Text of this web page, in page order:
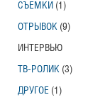
СЪЕМКИ (1)
ОТРЫВОК (9)
ИНТЕРВЬЮ
ТВ-РОЛИК (3)
ДРУГОЕ (1)